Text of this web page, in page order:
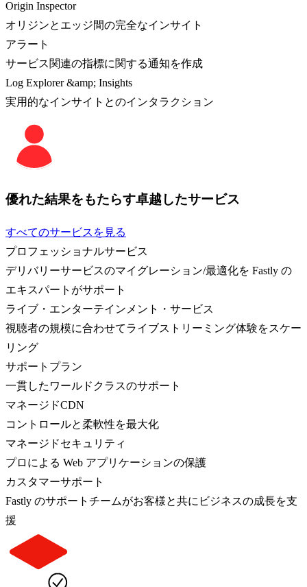
Origin Inspector
オリジンとエッジ間の完全なインサイト
アラート
サービス関連の指標に関する通知を作成
Log Explorer &amp; Insights
実用的なインサイトとのインタラクション
優れた結果をもたらす卓越したサービス
すべてのサービスを見る
プロフェッショナルサービス
デリバリーサービスのマイグレーション/最適化を Fastly の
エキスパートがサポート
ライブ・エンターテインメント・サービス
視聴者の規模に合わせてライブストリーミング体験をスケー
リング
サポートプラン
一貫したワールドクラスのサポート
マネージドCDN
コントロールと柔軟性を最大化
マネージドセキュリティ
プロによる Web アプリケーションの保護
カスタマーサポート
Fastly のサポートチームがお客様と共にビジネスの成長を支
援